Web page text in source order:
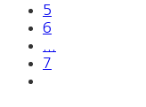
5
6
7